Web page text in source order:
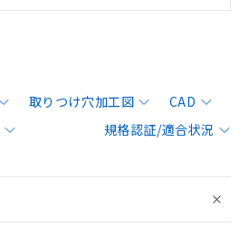
取りつけ穴加工図
CAD
規格認証/適合状況